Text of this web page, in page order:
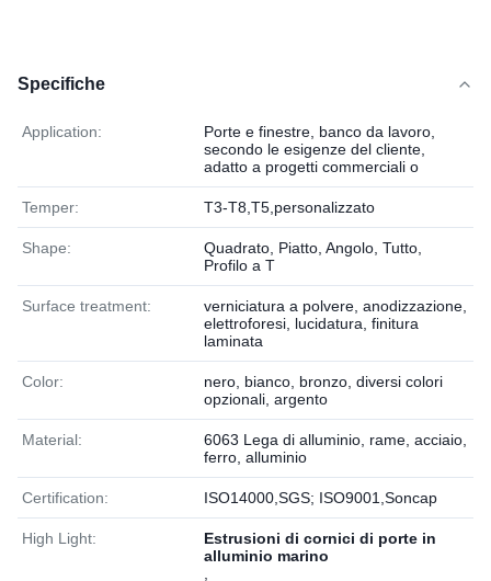
Specifiche
Application:
Porte e finestre, banco da lavoro,
secondo le esigenze del cliente,
adatto a progetti commerciali o
Temper: T3-T8,T5,personalizzato
Shape:
Quadrato, Piatto, Angolo, Tutto,
Profilo a T
Surface treatment:
verniciatura a polvere, anodizzazione,
elettroforesi, lucidatura, finitura
laminata
Color:
nero, bianco, bronzo, diversi colori
opzionali, argento
Material:
6063 Lega di alluminio, rame, acciaio,
ferro, alluminio
Certification: ISO14000,SGS; ISO9001,Soncap
High Light:
Estrusioni di cornici di porte in
alluminio marino